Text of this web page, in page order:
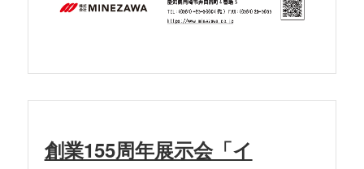
創業155周年展示会「イ